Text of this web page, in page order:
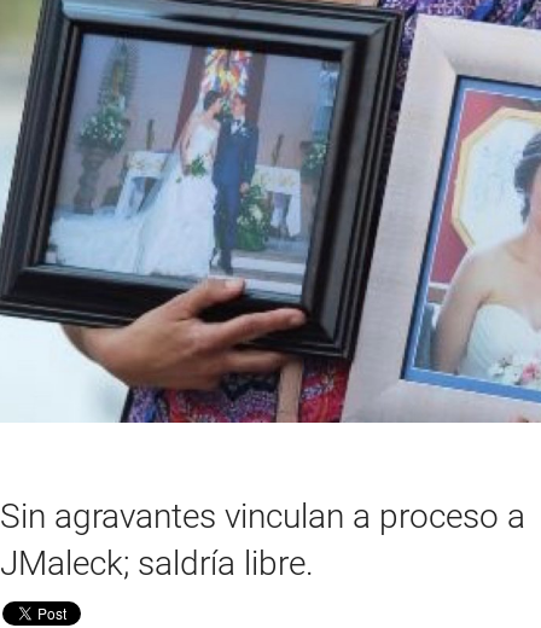
Sin agravantes vinculan a proceso a
JMaleck; saldría libre.